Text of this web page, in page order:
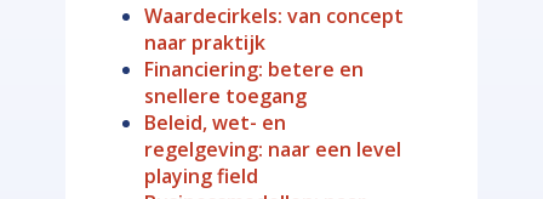
Waardecirkels: van concept
naar praktijk
Financiering: betere en
snellere toegang
Beleid, wet- en
regelgeving: naar een level
playing field